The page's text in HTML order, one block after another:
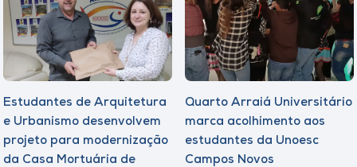
Estudantes de Arquitetura
e Urbanismo desenvolvem
projeto para modernização
da Casa Mortuária de
Quarto Arraiá Universitário
marca acolhimento aos
estudantes da Unoesc
Campos Novos